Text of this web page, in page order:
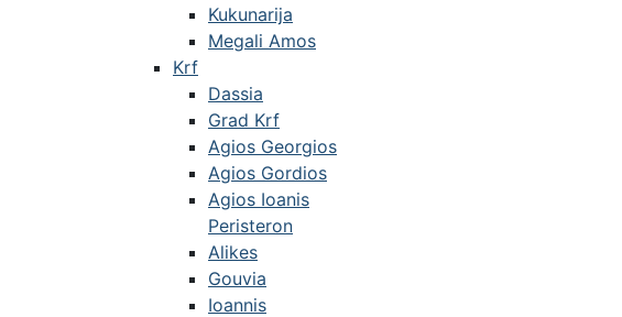
Kukunarija
Megali Amos
Krf
Dassia
Grad Krf
Agios Georgios
Agios Gordios
Agios Ioanis
Peristeron
Alikes
Gouvia
Ioannis